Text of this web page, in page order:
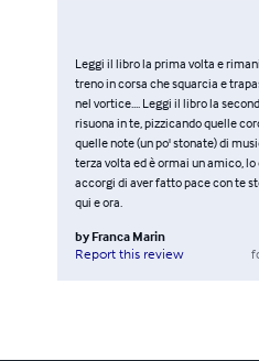
Leggi il libro la prima volta e
treno in corsa che squarcia e
nel vortice.... Leggi il libro la
risuona in te, pizzicando quelle
quelle note (un po' stonate) di
terza volta ed è ormai un amico,
accorgi di aver fatto pace con te
qui e ora.
by Franca Marin
Report this review